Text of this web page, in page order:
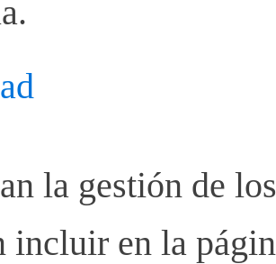
la gestión de
incluir en la